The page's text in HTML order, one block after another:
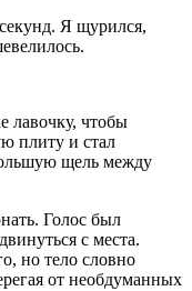
Я щурился,
лавочку, чтобы
плиту и стал
щель между
Голос был
с места.
но тело словно
от необдуманных